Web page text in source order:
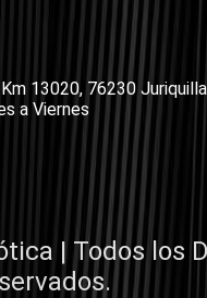
13020, 76230
a Viernes
| Todos los